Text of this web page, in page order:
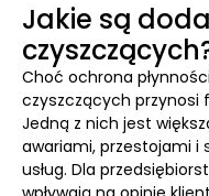
Jakie są
Choć ochrona
czyszczących przynosi
Jedną z nich jest
awariami, przestojami i
usług. Dla